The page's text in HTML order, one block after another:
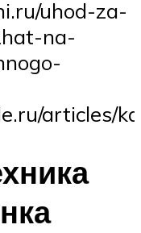
uhod-za-
na-
articles/